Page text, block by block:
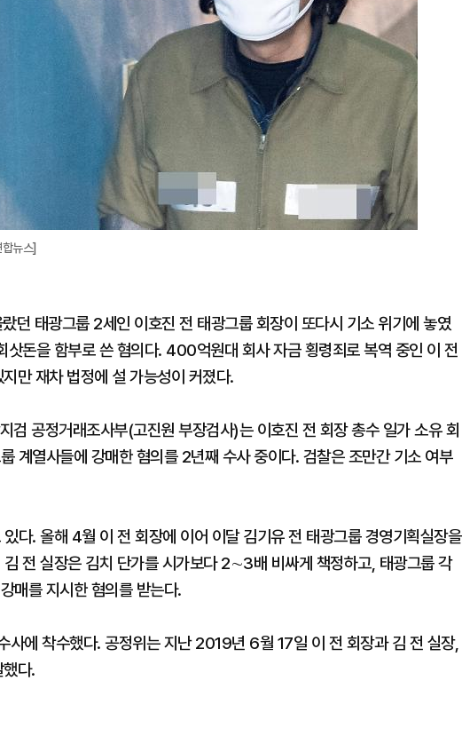
뉴스]
던 태광그룹 2세인 이호진 전 태광그룹 회장이 또다시 기소 위기에 놓였
삿돈을 함부로 쓴 혐의다. 400억원대 회사 자금 횡령죄로 복역 중인 이 전
만 재차 법정에 설 가능성이 커졌다.
검 공정거래조사부(고진원 부장검사)는 이호진 전 회장 총수 일가 소유 회
계열사들에 강매한 혐의를 2년째 수사 중이다. 검찰은 조만간 기소 여부
다. 올해 4월 이 전 회장에 이어 이달 김기유 전 태광그룹 경영기획실장을
전 실장은 김치 단가를 시가보다 2∼3배 비싸게 책정하고, 태광그룹 각
매를 지시한 혐의를 받는다.
사에 착수했다. 공정위는 지난 2019년 6월 17일 이 전 회장과 김 전 실장,
다.